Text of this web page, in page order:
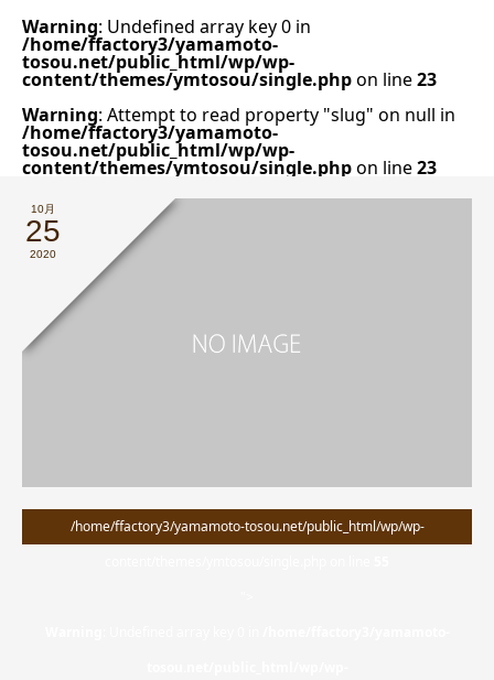
Warning: Undefined array key 0 in
/home/ffactory3/yamamoto-
tosou.net/public_html/wp/wp-
content/themes/ymtosou/single.phpon line23
Warning: Attempt to read property "slug" on null in
/home/ffactory3/yamamoto-
tosou.net/public_html/wp/wp-
content/themes/ymtosou/single.phpon line23
10月
25
2020
/home/ffactory3/yamamoto-tosou.net/public_html/wp/wp-